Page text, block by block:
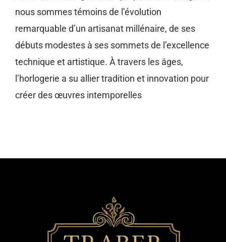
nous sommes témoins de l’évolution
remarquable d’un artisanat millénaire, de ses
débuts modestes à ses sommets de l’excellence
technique et artistique. À travers les âges,
l’horlogerie a su allier tradition et innovation pour
créer des œuvres intemporelles